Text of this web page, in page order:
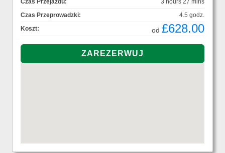
Czas Przejazdu:
3 hours 27 mins
Czas Przeprowadzki:
4.5 godz.
Koszt:
od £628.00